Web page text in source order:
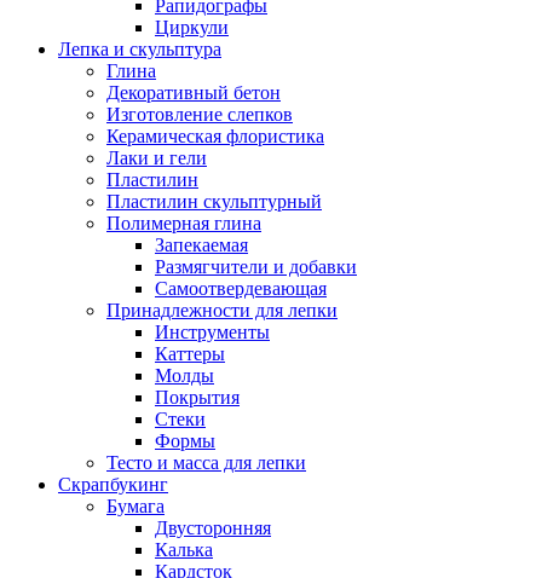
Рапидографы
Циркули
Лепка и скульптура
Глина
Декоративный бетон
Изготовление слепков
Керамическая флористика
Лаки и гели
Пластилин
Пластилин скульптурный
Полимерная глина
Запекаемая
Размягчители и добавки
Самоотвердевающая
Принадлежности для лепки
Инструменты
Каттеры
Молды
Покрытия
Стеки
Формы
Тесто и масса для лепки
Скрапбукинг
Бумага
Двусторонняя
Калька
Кардсток